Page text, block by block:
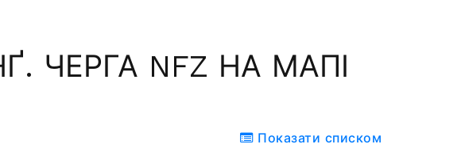
ЧЕРГА NFZ НА МАПІ
Показати списком